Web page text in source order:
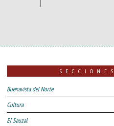
SECCIONES
Buenavista del Norte
Cultura
El Sauzal